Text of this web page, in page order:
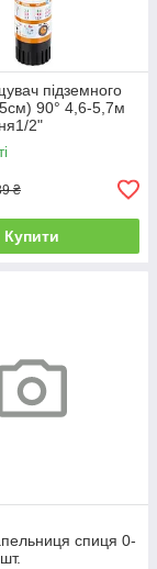
підземного
90° 4,6-5,7м
2"
₴
Купити
спиця 0-